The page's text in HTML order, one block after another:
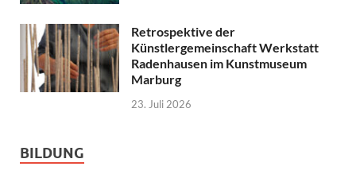
Retrospektive der
Künstlergemeinschaft Werkstatt
Radenhausen im Kunstmuseum
Marburg
23. Juli 2026
BILDUNG